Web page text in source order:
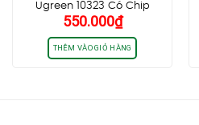
Ugreen 10323 Có Chip
Khuếch Đại Cao Cấp
550.000₫
THÊM VÀO GIỎ HÀNG